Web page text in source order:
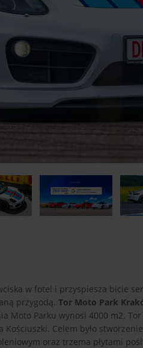
w fotel i przyspiesza bicie
przygodą. Tor Moto Park
Moto Parku wynosi 4000 m2.
Celem było stworzenie
oraz trzema płytami